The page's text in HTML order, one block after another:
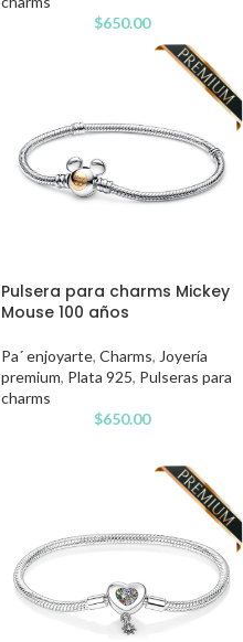
$650.00
Pulsera para charms Mickey
Mouse 100 años
Pa´ enjoyarte, Charms, Joyería
premium, Plata 925, Pulseras para
charms
$650.00